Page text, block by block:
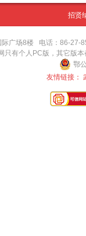
招贤
际广场8楼 电话：86-
只有个人PC版，其它版
鄂
友情链接：